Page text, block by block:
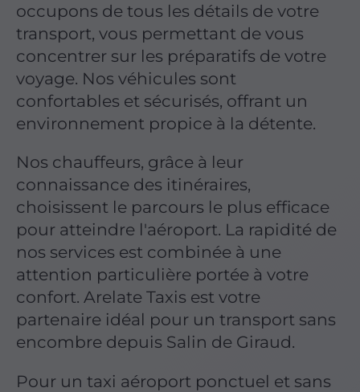
occupons de tous les détails de votre
transport, vous permettant de vous
concentrer sur les préparatifs de votre
voyage. Nos véhicules sont
confortables et sécurisés, offrant un
environnement propice à la détente.
Nos chauffeurs, grâce à leur
connaissance des itinéraires,
choisissent le parcours le plus efficace
pour atteindre l'aéroport. La rapidité de
nos services est combinée à une
attention particulière portée à votre
confort. Arelate Taxis est votre
partenaire idéal pour un transport sans
encombre depuis Salin de Giraud.
Pour un taxi aéroport ponctuel et sans